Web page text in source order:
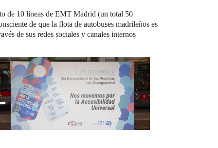
de 10 líneas de EMT Madrid (un total 50
de que la flota de autobuses madrileños es
de sus redes sociales y canales internos